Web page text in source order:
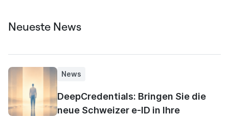
Neueste News
News
DeepCredentials: Bringen Sie die
neue Schweizer e-ID in Ihre